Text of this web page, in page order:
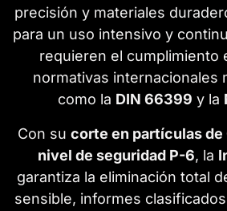
precisión y materiales
para un uso intensivo y
requieren el cumplimiento
normativas internacionales
como la DIN 66399 y la
Con su corte en partículas de
nivel de seguridad P-6, la
garantiza la eliminación total
sensible, informes